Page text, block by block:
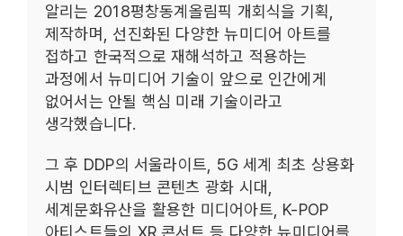
알리는 2018평창동계올림픽 개회식을 기획,
제작하며, 선진화된 다양한 뉴미디어 아트를
접하고 한국적으로 재해석하고 적용하는
과정에서 뉴미디어 기술이 앞으로 인간에게
없어서는 안될 핵심 미래 기술이라고
생각했습니다.
그 후 DDP의 서울라이트, 5G 세계 최초 상용화
시범 인터렉티브 콘텐츠 광화 시대,
세계문화유산을 활용한 미디어아트, K-POP
아티스트들의 XR 콘서트 등 다양한 뉴미디어를